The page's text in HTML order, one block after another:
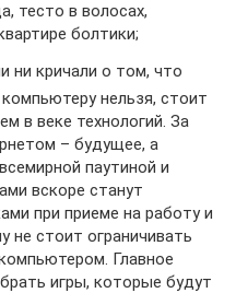
тесто в волосах,
болтики;
ни кричали о том, что
нельзя, стоит
в веке технологий. За
– будущее, а
паутиной и
вскоре станут
при приеме на работу и
не стоит ограничивать
Главное
игры, которые будут